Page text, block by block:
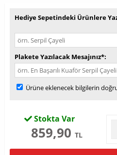
Hediye Sepetindeki Ürünlere
Plakete Yazılacak Mesajınız*
Ürüne eklenecek bilgilerin
Stokta Var
859,90 TL